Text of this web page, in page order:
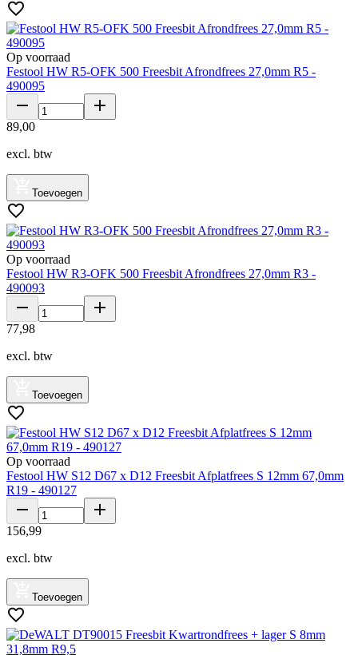
Op voorraad
Festool HW R5-OFK 500 Freesbit Afrondfrees 27,0mm R5 -
490095
89,00
excl. btw
Toevoegen
Op voorraad
Festool HW R3-OFK 500 Freesbit Afrondfrees 27,0mm R3 -
490093
77,98
excl. btw
Toevoegen
Op voorraad
Festool HW S12 D67 x D12 Freesbit Afplatfrees S 12mm 67,0mm
R19 - 490127
156,99
excl. btw
Toevoegen